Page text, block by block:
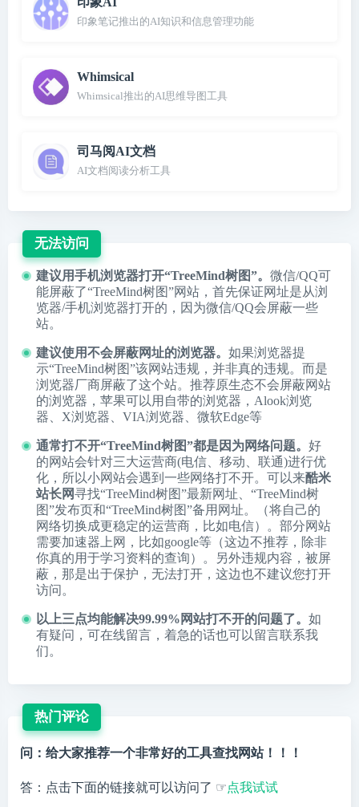
印象笔记推出的AI知识和信息管理功能
Whimsical
Whimsical推出的AI思维导图工具
司马阅AI文档
AI文档阅读分析工具
无法访问
建议用手机浏览器打开“TreeMind树图”。 微信/QQ可
能屏蔽了“TreeMind树图”网站，首先保证网址是从浏
览器/手机浏览器打开的，因为微信/QQ会屏蔽一些
站。
建议使用不会屏蔽网址的浏览器。 如果浏览器提
示“TreeMind树图”该网站违规，并非真的违规。而是
浏览器厂商屏蔽了这个站。推荐原生态不会屏蔽网站
的浏览器，苹果可以用自带的浏览器， Alook浏览
器
X浏览器 VIA浏览器 微软Edge等
通常打不开“TreeMind树图”都是因为网络问题。 好
的网站会针对三大运营商(电信、移动、联通)进行优
化，所以小网站会遇到一些网络打不开。可以来酷米
站长网寻找“TreeMind树图”最新网址、“TreeMind树
图”发布页和“TreeMind树图”备用网址。（将自己的
网络切换成更稳定的运营商，比如电信）。部分网站
需要加速器上网，比如google等（这边不推荐，除非
你真的用于学习资料的查询）。另外违规内容，被屏
蔽，那是出于保护，无法打开，这边也不建议您打开
访问。
以上三点均能解决99.99%网站打不开的问题了。 如
有疑问，可在线留言，着急的话也可以留言联系我
们。
热门评论
问：给大家推荐一个非常好的工具查找网站！！！
答：点击下面的链接就可以访问了 ☞点我试试